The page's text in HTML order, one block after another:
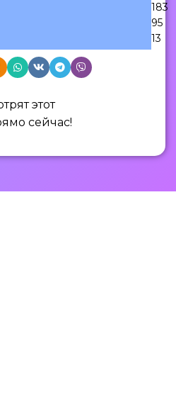
183
95
13
этот
сейчас!